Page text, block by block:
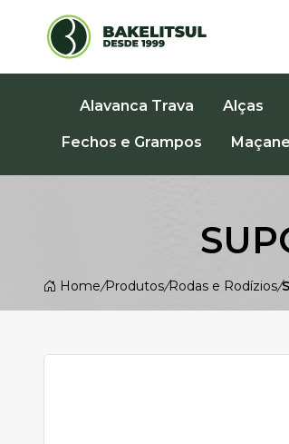
Alavanca Trava Alças
Fechos e Grampos
Home/Produtos/Rodas e Rodízios/